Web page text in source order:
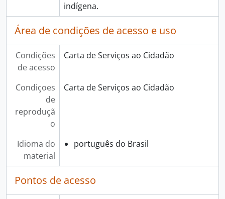
indígena.
Área de condições de acesso e uso
Condições
de acesso
Carta de Serviços ao Cidadão
Condiçoes
de
reproduçã
o
Carta de Serviços ao Cidadão
Idioma do
material
português do Brasil
Pontos de acesso